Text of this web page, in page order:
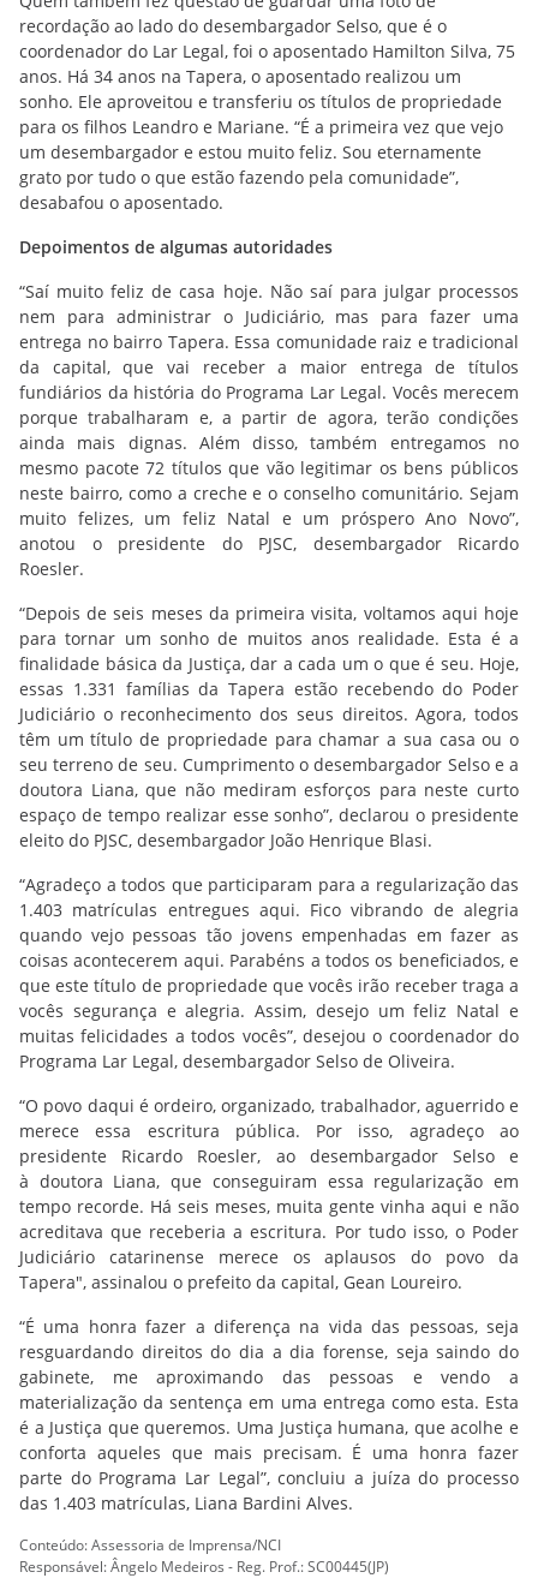
recordação ao lado do desembargador Selso, que é o
coordenador do Lar Legal, foi o aposentado Hamilton Silva, 75
anos. Há 34 anos na Tapera, o aposentado realizou um
sonho. Ele aproveitou e transferiu os títulos de propriedade
para os filhos Leandro e Mariane. “É a primeira vez que vejo
um desembargador e estou muito feliz. Sou eternamente
grato por tudo o que estão fazendo pela comunidade”,
desabafou o aposentado.
Depoimentos de algumas autoridades
“Saí muito feliz de casa hoje. Não saí para julgar processos
nem para administrar o Judiciário, mas para fazer uma
entrega no bairro Tapera. Essa comunidade raiz e tradicional
da capital, que vai receber a maior entrega de títulos
fundiários da história do Programa Lar Legal. Vocês merecem
porque trabalharam e, a partir de agora, terão condições
ainda mais dignas. Além disso, também entregamos no
mesmo pacote 72 títulos que vão legitimar os bens públicos
neste bairro, como a creche e o conselho comunitário. Sejam
muito felizes, um feliz Natal e um próspero Ano Novo”,
anotou o presidente do PJSC, desembargador Ricardo
Roesler.
“Depois de seis meses da primeira visita, voltamos aqui hoje
para tornar um sonho de muitos anos realidade. Esta é a
finalidade básica da Justiça, dar a cada um o que é seu. Hoje,
essas 1.331 famílias da Tapera estão recebendo do Poder
Judiciário o reconhecimento dos seus direitos. Agora, todos
têm um título de propriedade para chamar a sua casa ou o
seu terreno de seu. Cumprimento o desembargador Selso e a
doutora Liana, que não mediram esforços para neste curto
espaço de tempo realizar esse sonho”, declarou o presidente
eleito do PJSC, desembargador João Henrique Blasi.
“Agradeço a todos que participaram para a regularização das
1.403 matrículas entregues aqui. Fico vibrando de alegria
quando vejo pessoas tão jovens empenhadas em fazer as
coisas acontecerem aqui. Parabéns a todos os beneficiados, e
que este título de propriedade que vocês irão receber traga a
vocês segurança e alegria. Assim, desejo um feliz Natal e
muitas felicidades a todos vocês”, desejou o coordenador do
Programa Lar Legal, desembargador Selso de Oliveira.
“O povo daqui é ordeiro, organizado, trabalhador, aguerrido e
merece essa escritura pública. Por isso, agradeço ao
presidente Ricardo Roesler, ao desembargador Selso e
à doutora Liana, que conseguiram essa regularização em
tempo recorde. Há seis meses, muita gente vinha aqui e não
acreditava que receberia a escritura. Por tudo isso, o Poder
Judiciário catarinense merece os aplausos do povo da
Tapera", assinalou o prefeito da capital, Gean Loureiro.
“É uma honra fazer a diferença na vida das pessoas, seja
resguardando direitos do dia a dia forense, seja saindo do
gabinete, me aproximando das pessoas e vendo a
materialização da sentença em uma entrega como esta. Esta
é a Justiça que queremos. Uma Justiça humana, que acolhe e
conforta aqueles que mais precisam. É uma honra fazer
parte do Programa Lar Legal”, concluiu a juíza do processo
das 1.403 matrículas, Liana Bardini Alves.
Conteúdo: Assessoria de Imprensa/NCI
Responsável: Ângelo Medeiros - Reg. Prof.: SC00445(JP)